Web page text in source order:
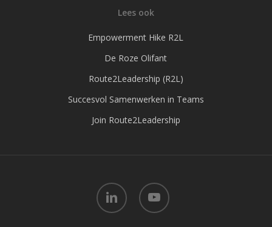
Lees ook
Empowerment Hike R2L
De Roze Olifant
Route2Leadership (R2L)
Succesvol Samenwerken in Teams
Join Route2Leadership
linkedin youtube